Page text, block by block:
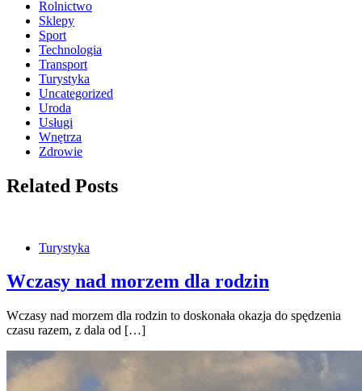
Rolnictwo
Sklepy
Sport
Technologia
Transport
Turystyka
Uncategorized
Uroda
Usługi
Wnętrza
Zdrowie
Related Posts
Turystyka
Wczasy nad morzem dla rodzin
Wczasy nad morzem dla rodzin to doskonała okazja do spędzenia
czasu razem, z dala od […]